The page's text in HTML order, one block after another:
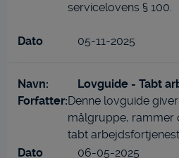
servicelovens § 100.
05-11-2025
Lovguide - Tabt
Denne lovguide
målgruppe, rammer
tabt
06-05-2025